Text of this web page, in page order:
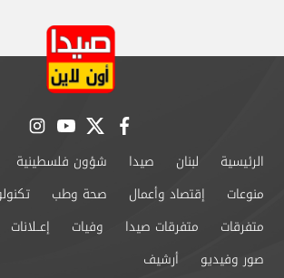
facebook
twitter
youtube
الرئيسية لبنان صيدا شؤون فلسطينية
منوعات
إقتصاد وأعمال صحة وطب
متفرقات
متفرقات صيدا وفيات إعــلانات
صور وفيديو
أرشيف